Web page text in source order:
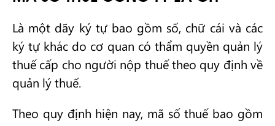
Là một dãy ký tự bao gồm số, chữ cái và các
ký tự khác do cơ quan có thẩm quyền quản lý
thuế cấp cho người nộp thuế theo quy định về
quản lý thuế.
Theo quy định hiện nay, mã số thuế bao gồm